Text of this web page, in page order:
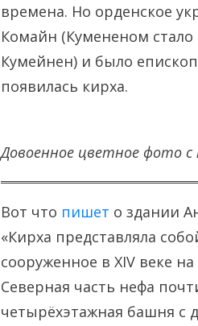
времена. Но орденское
Комайн (Кумененом стало
Кумейнен) и было
появилась кирха.
Довоенное цветное фото с
Вот что пишет о здании
«Кирха представляла
сооруженное в XIV веке
Северная часть нефа
четырёхэтажная башня с